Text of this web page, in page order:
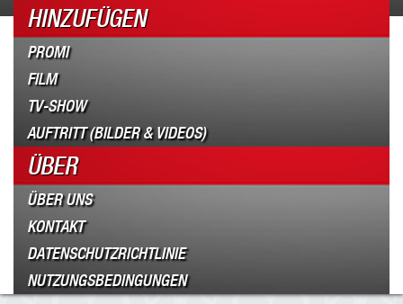
HINZUFÜGEN
PROMI
FILM
TV-SHOW
AUFTRITT (BILDER & VIDEOS)
ÜBER
ÜBER UNS
KONTAKT
DATENSCHUTZRICHTLINIE
NUTZUNGSBEDINGUNGEN